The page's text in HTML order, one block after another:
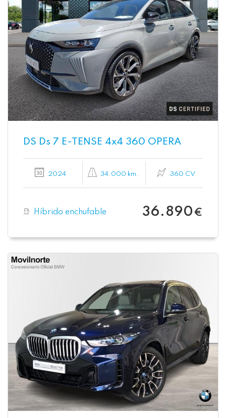
DS Ds 7 E-TENSE 4x4 360 OPERA
2024 34.000 km. 360 CV
Híbrido enchufable 36.890 €